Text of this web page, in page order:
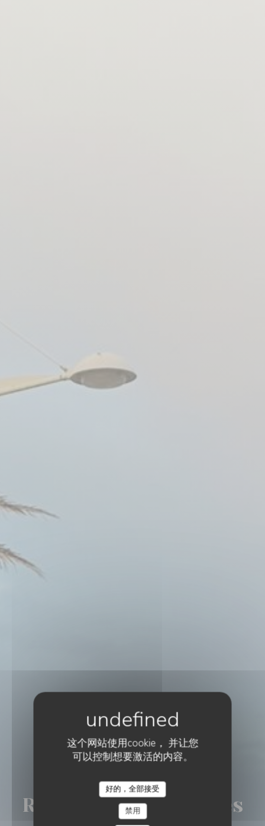
这个网站使用cookie， 并让您
可以控制想要激活的内容。
好的，全部接受
禁用
Restaurant Les Roches
RESTAURANT LES ROCHES MARINES